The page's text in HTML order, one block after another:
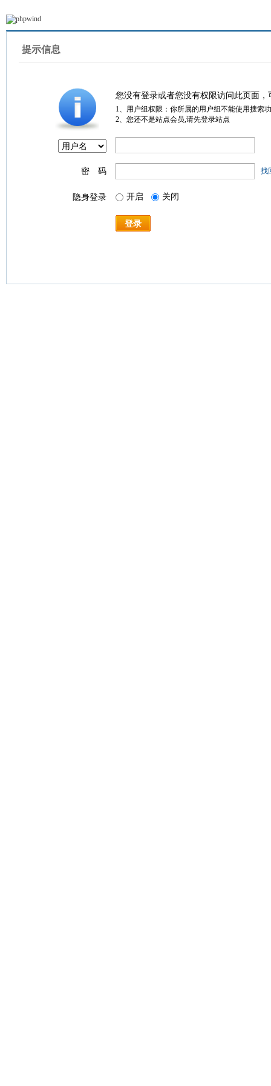
提示信息
您没有登录或者您没有权限访问此页面
1、用户组权限：你所属的用户组不能使用搜索
2、您还不是站点会员,请先登录站点
密 码 找
隐身登录 开启 关闭
登录